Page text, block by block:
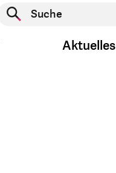
Suche starten
Aktuelles